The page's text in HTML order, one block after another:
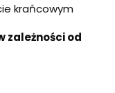
krańcowym
zależności od